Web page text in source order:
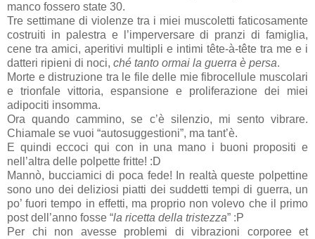
manco fossero state 30.
Tre settimane di violenze tra i miei muscoletti faticosamente
costruiti in palestra e l’imperversare di pranzi di famiglia,
cene tra amici, aperitivi multipli e intimi tête-à-tête tra me e i
datteri ripieni di noci, ché tanto ormai la guerra è persa.
Morte e distruzione tra le file delle mie fibrocellule muscolari
e trionfale vittoria, espansione e proliferazione dei miei
adipociti insomma.
Ora quando cammino, se c’è silenzio, mi sento vibrare.
Chiamale se vuoi “autosuggestioni”, ma tant’è.
E quindi eccoci qui con in una mano i buoni propositi e
nell’altra delle polpette fritte! :D
Mannò, bucciamici di poca fede! In realtà queste polpettine
sono uno dei deliziosi piatti dei suddetti tempi di guerra, un
po’ fuori tempo in effetti, ma proprio non volevo che il primo
post dell’anno fosse “la ricetta della tristezza” :P
Per chi non avesse problemi di vibrazioni corporee et